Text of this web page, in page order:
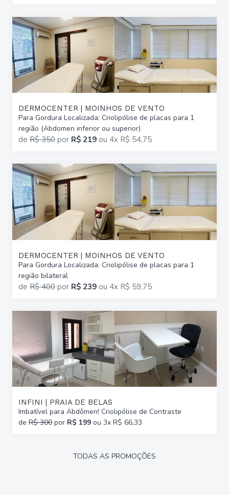
DERMOCENTER | MOINHOS DE VENTO
Para Gordura Localizada: Criolipólise de placas para 1
região (Abdomen inferior ou superior)
de R$ 350 por R$ 219 ou 4x R$ 54,75
DERMOCENTER | MOINHOS DE VENTO
Para Gordura Localizada: Criolipólise de placas para 1
região bilateral
de R$ 400 por R$ 239 ou 4x R$ 59,75
INFINI | PRAIA DE BELAS
Imbatível para Abdômen! Criolipólise de Contraste
de R$ 300 por R$ 199 ou 3x R$ 66,33
TODAS AS PROMOÇÕES